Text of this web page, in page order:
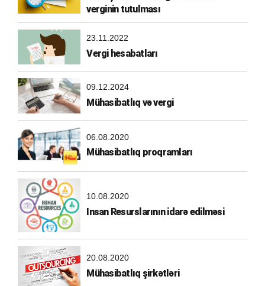
verginin tutulması
23.11.2022
Vergi hesabatları
09.12.2024
Mühasibatlıq və vergi
06.08.2020
Mühasibatlıq proqramları
10.08.2020
Insan Resurslarının idarə edilməsi
20.08.2020
Mühasibatlıq şirkətləri